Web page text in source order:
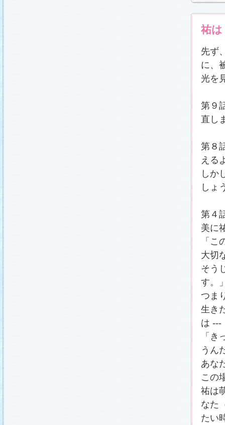
祐
先ず
に、
光を
第９
直し
第８
える
しか
しょ
第４
美に
「
大切
そう
す。
つま
生き
は ---
「
うん
あな
この
祐は
なた
たい